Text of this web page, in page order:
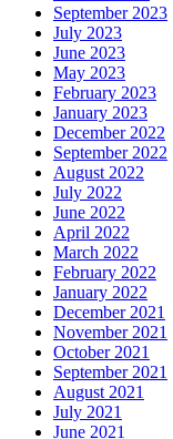
September 2023
July 2023
June 2023
May 2023
February 2023
January 2023
December 2022
September 2022
August 2022
July 2022
June 2022
April 2022
March 2022
February 2022
January 2022
December 2021
November 2021
October 2021
September 2021
August 2021
July 2021
June 2021